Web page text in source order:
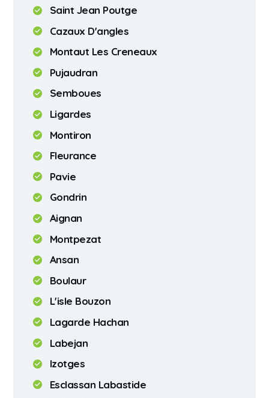
Saint Jean Poutge
Cazaux D'angles
Montaut Les Creneaux
Pujaudran
Semboues
Ligardes
Montiron
Fleurance
Pavie
Gondrin
Aignan
Montpezat
Ansan
Boulaur
L'isle Bouzon
Lagarde Hachan
Labejan
Izotges
Esclassan Labastide